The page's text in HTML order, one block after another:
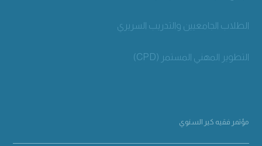
الطلاب الجامعيين والتدريب السريري
التطوير المهني المستمر (CPD)
مؤتمر فقيه كير السنوي